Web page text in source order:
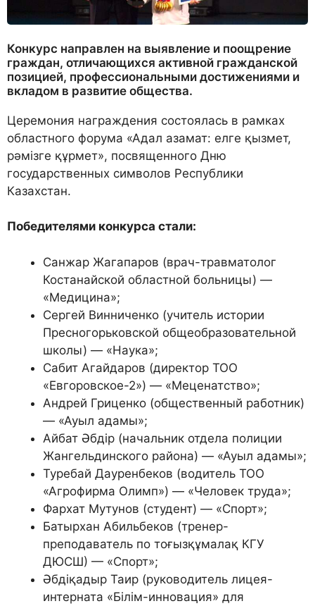
Конкурс направлен на выявление и поощрение
граждан, отличающихся активной гражданской
позицией, профессиональными достижениями и
вкладом в развитие общества.
Церемония награждения состоялась в рамках
областного форума «Адал азамат: елге қызмет,
рәмізге құрмет», посвященного Дню
государственных символов Республики
Казахстан.
Победителями конкурса стали:
Санжар Жагапаров (врач-травматолог
Костанайской областной больницы) —
«Медицина»;
Сергей Винниченко (учитель истории
Пресногорьковской общеобразовательной
школы) — «Наука»;
Сабит Агайдаров (директор ТОО
«Евгоровское-2») — «Меценатство»;
Андрей Гриценко (общественный работник)
— «Ауыл адамы»;
Айбат Әбдiр (начальник отдела полиции
Жангельдинского района) — «Ауыл адамы»;
Туребай Дауренбеков (водитель ТОО
«Агрофирма Олимп») — «Человек труда»;
Фархат Мутунов (студент) — «Спорт»;
Батырхан Абильбеков (тренер-
преподаватель по тоғызқұмалақ КГУ
ДЮСШ) — «Спорт»;
Әбдiқадыр Таир (руководитель лицея-
интерната «Білім-инновация» для